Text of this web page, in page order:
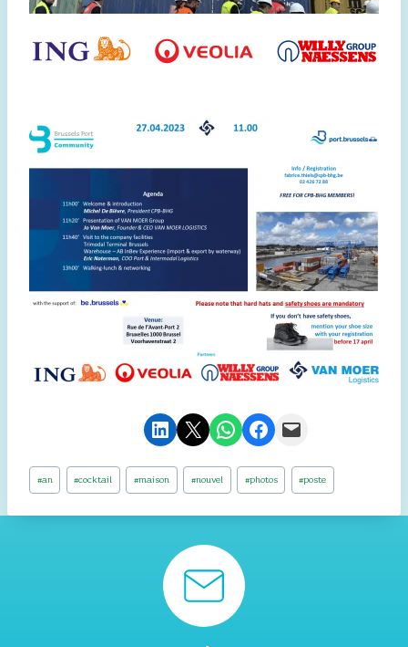
Partager sur LinkedIn Envoyer cette page par e-mail Partager sur WhatsApp Partager sur Facebook Envoyer cette page par e-mail
Étiquettes
de
#an #cocktail #maison #nouvel #photos #poste